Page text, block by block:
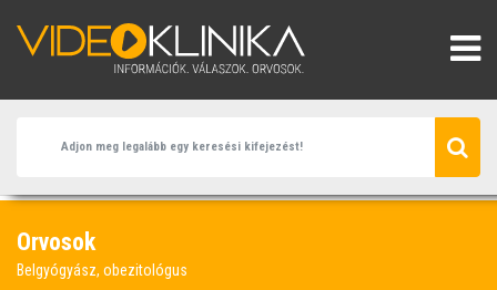
Orvosok
Belgyógyász, obezitológus